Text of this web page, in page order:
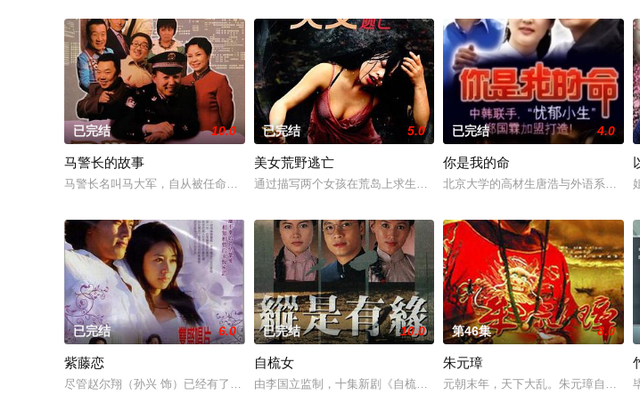
已完结 10.0
马警长的故事
马警长名叫马大军，自从被任命为海川市桃源居社区警务室警长后，在这个“小社区大社会”里，他面对着形形色色
已完结 5.0
美女荒野逃亡
通过描写两个女孩在荒岛上求生自救的故事，表现主人公从遇险之后的无
已完结 4.0
你是我的命
北京大学的高材生唐浩与外语系韩语
已完结 6.0
紫藤恋
尽管赵尔翔（孙兴 饰）已经有了妻儿，但他的内心里还是一直喜欢着自己的初恋情人何慕茵（林美贞 饰），谁
已完结 10.0
自梳女
由李国立监制，十集新剧《自梳女》，演员阵容计有陈秀雯、邵美琪、黄
第46集 8.0
朱元璋
元朝末年，天下大乱。朱元璋自幼父